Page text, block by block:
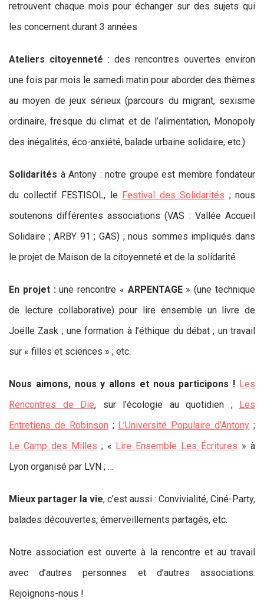
retrouvent chaque mois pour échanger sur des sujets qui
les concernent durant 3 années
Ateliers citoyenneté : des rencontres ouvertes environ
une fois par mois le samedi matin pour aborder des thèmes
au moyen de jeux sérieux (parcours du migrant, sexisme
ordinaire, fresque du climat et de l’alimentation, Monopoly
des inégalités, éco-anxiété, balade urbaine solidaire, etc.)
Solidarités à Antony : notre groupe est membre fondateur
du collectif FESTISOL, le Festival des Solidarités ; nous
soutenons différentes associations (VAS : Vallée Accueil
Solidaire ; ARBY 91 ; GAS) ; nous sommes impliqués dans
le projet de Maison de la citoyenneté et de la solidarité
En projet :une rencontre « ARPENTAGE» (une technique
de lecture collaborative) pour lire ensemble un livre de
Joëlle Zask ; une formation à l’éthique du débat ; un travail
sur « filles et sciences » ; etc.
Nous aimons, nous y allons et nous participons ! Les
Rencontres de Die, sur l’écologie au quotidien ; Les
Entretiens de Robinson ; L’Université Populaire d’Antony ;
Le Camp des Milles ; « Lire Ensemble Les Écritures » à
Lyon organisé par LVN ; …
Mieux partager la vie, c’est aussi : Convivialité, Ciné-Party,
balades découvertes, émerveillements partagés, etc.
Notre association est ouverte à la rencontre et au travail
avec d’autres personnes et d’autres associations.
Rejoignons-nous !